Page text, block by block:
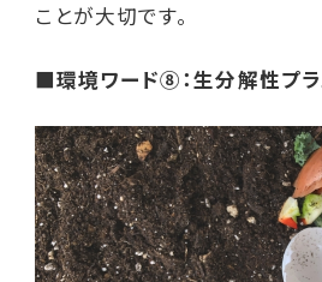
ことが大切です。
■環境ワード⑧：生分解性プラ